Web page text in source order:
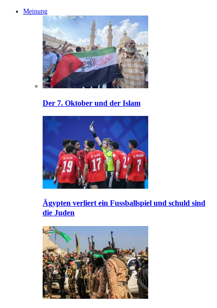
Meinung
Der 7. Oktober und der Islam
Ägypten verliert ein Fussballspiel und schuld sind
die Juden